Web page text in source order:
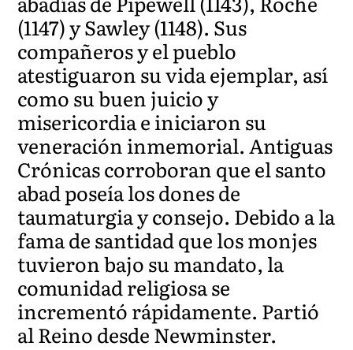
(1147) y Sawley (1148). Sus
compañeros y el pueblo
atestiguaron su vida ejemplar, así
como su buen juicio y
misericordia e iniciaron su
veneración inmemorial. Antiguas
Crónicas corroboran que el santo
abad poseía los dones de
taumaturgia y consejo. Debido a la
fama de santidad que los monjes
tuvieron bajo su mandato, la
comunidad religiosa se
incrementó rápidamente. Partió
al Reino desde Newminster.